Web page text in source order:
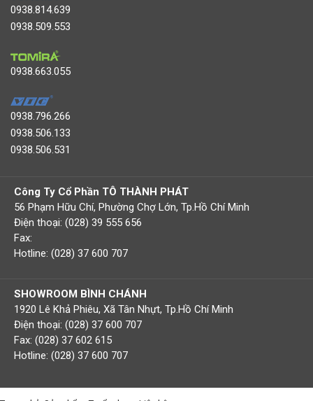
0938.814.639
0938.509.553
0938.663.055
0938.796.266
0938.506.133
0938.506.531
Công Ty Cổ Phần TÔ THÀNH PHÁT
56 Phạm Hữu Chí, Phường Chợ Lớn, Tp.Hồ Chí Minh
Điện thoại: (028) 39 555 656
Fax:
Hotline: (028) 37 600 707
SHOWROOM BÌNH CHÁNH
1920 Lê Khả Phiêu, Xã Tân Nhựt, Tp.Hồ Chí Minh
Điện thoại: (028) 37 600 707
Fax: (028) 37 602 615
Hotline: (028) 37 600 707